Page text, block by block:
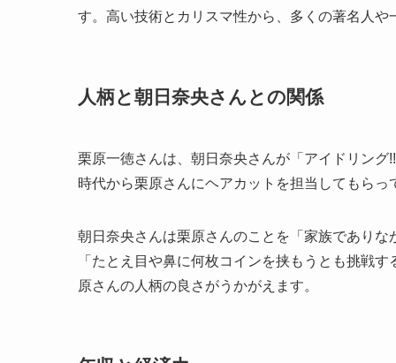
す。高い技術とカリスマ性から、多くの著名人
人柄と朝日奈央さんとの関係
栗原一徳さんは、朝日奈央さんが「アイドリン
時代から栗原さんにヘアカットを担当してもら
朝日奈央さんは栗原さんのことを「家族であり
「たとえ目や鼻に何枚コインを挟もうとも挑戦
原さんの人柄の良さがうかがえます。